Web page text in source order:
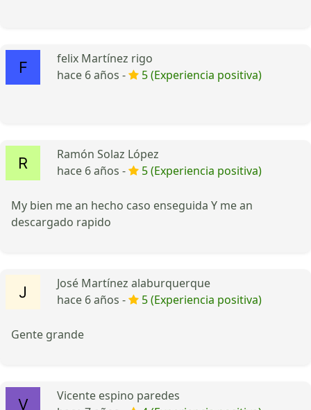
felix Martínez rigo
hace 6 años -
5 (Experiencia positiva)
Ramón Solaz López
hace 6 años -
5 (Experiencia positiva)
My bien me an hecho caso enseguida Y me an
descargado rapido
José Martínez alaburquerque
hace 6 años -
5 (Experiencia positiva)
Gente grande
Vicente espino paredes